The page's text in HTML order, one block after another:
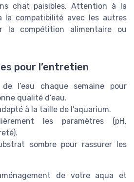
chat paisibles. Attention à la
la compatibilité avec les autres
la compétition alimentaire ou
pour l’entretien
l’eau chaque semaine pour
qualité d’eau.
à la taille de l’aquarium.
les paramètres (pH,
sombre pour rassurer les
de votre aqua et